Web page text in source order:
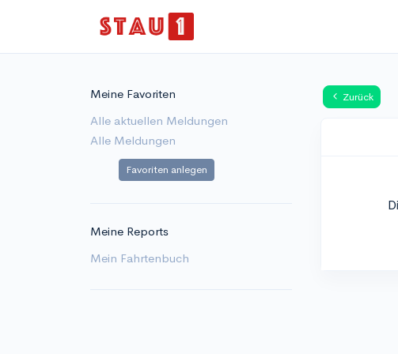
Meine Favoriten
Alle aktuellen Meldungen
Alle Meldungen
Favoriten anlegen
Meine Reports
Mein Fahrtenbuch
Zurück